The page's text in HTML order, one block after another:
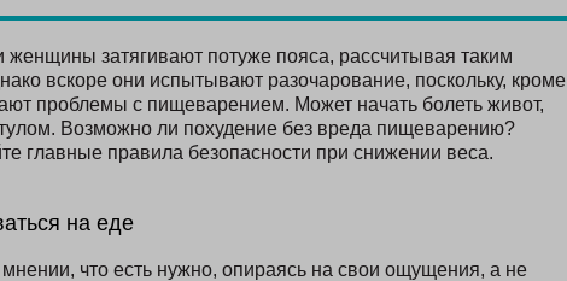
затягивают потуже пояса, рассчитывая таким
вскоре они испытывают разочарование, поскольку, кроме
проблемы с пищеварением. Может начать болеть живот,
Возможно ли похудение без вреда пищеварению?
главные правила безопасности при снижении веса.
на еде
что есть нужно, опираясь на свои ощущения, а не